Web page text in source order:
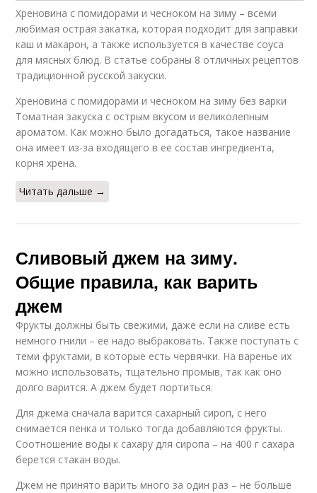
Хреновина с помидорами и чесноком на зиму – всеми
любимая острая закатка, которая подходит для заправки
каш и макарон, а также используется в качестве соуса
для мясных блюд. В статье собраны 8 отличных рецептов
традиционной русской закуски.
Хреновина с помидорами и чесноком на зиму без варки
Томатная закуска с острым вкусом и великолепным
ароматом. Как можно было догадаться, такое название
она имеет из-за входящего в ее состав ингредиента,
корня хрена.
Читать дальше →
Сливовый джем на зиму.
Общие правила, как варить
джем
Фрукты должны быть свежими, даже если на сливе есть
немного гнили – ее надо выбраковать. Также поступать с
теми фруктами, в которые есть червячки. На варенье их
можно использовать, тщательно промыв, так как оно
долго варится. А джем будет портиться.
Для джема сначала варится сахарный сироп, с него
снимается пенка и только тогда добавляются фрукты.
Соотношение воды к сахару для сиропа – на 400 г сахара
берется стакан воды.
Джем не принято варить много за один раз – не больше